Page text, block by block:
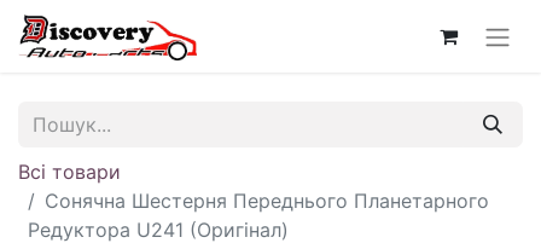
Всі товари
Сонячна Шестерня Переднього Планетарного
Редуктора U241 (Оригінал)